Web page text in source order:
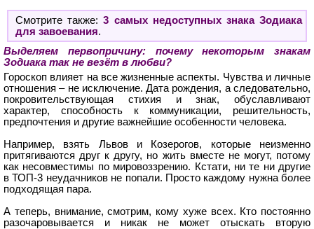
Смотрите также:3 самых недоступных знака Зодиака
для завоевания.
Выделяем первопричину: почему некоторым знакам
Зодиака так не везёт в любви?
Гороскоп влияет на все жизненные аспекты. Чувства и личные
отношения – не исключение. Дата рождения, а следовательно,
покровительствующая стихия и знак, обуславливают
характер, способность к коммуникации, решительность,
предпочтения и другие важнейшие особенности человека.
Например, взять Львов и Козерогов, которые неизменно
притягиваются друг к другу, но жить вместе не могут, потому
как несовместимы по мировоззрению. Кстати, ни те ни другие
в ТОП-3 неудачников не попали. Просто каждому нужна более
подходящая пара.
А теперь, внимание, смотрим, кому хуже всех. Кто постоянно
разочаровывается и никак не может отыскать вторую